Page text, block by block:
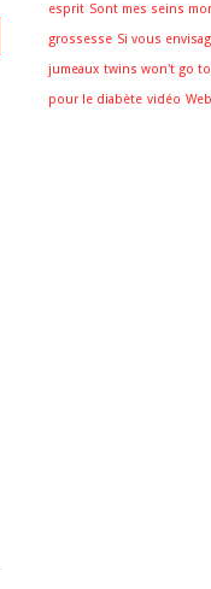
esprit Sont mes seins
grossesse Si vous
jumeaux twins won't go
pour le diabète vidéo Web